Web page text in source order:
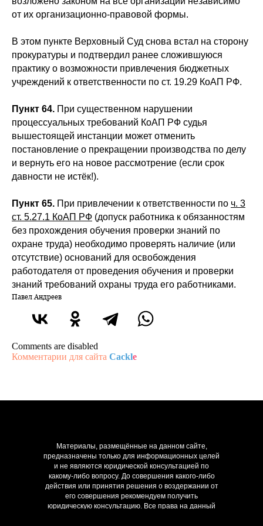
от их организационно-правовой формы.
В этом пункте Верховный Суд снова встал на сторону
прокуратуры и подтвердил ранее сложившуюся
практику о возможности привлечения бюджетных
учреждений к ответственности по ст. 19.29 КоАП РФ.
Пункт 64. При существенном нарушении
процессуальных требований КоАП РФ судья
вышестоящей инстанции может отменить
постановление о прекращении производства по делу
и вернуть его на новое рассмотрение (если срок
давности не истёк!).
Пункт 65. При привлечении к ответственности по ч. 3
ст. 5.27.1 КоАП РФ (допуск работника к обязанностям
без прохождения обучения проверки знаний по
охране труда) необходимо проверять наличие (или
отсутствие) оснований для освобождения
работодателя от проведения обучения и проверки
знаний требований охраны труда его работниками.
Павел Андреев
Comments are disabled
Комментарии для сайта Cackle
Материалы, размещённые на данном сайте,
предназначены только для информационных целей
и не являются юридической консультацией по
какому-либо вопросу. До совершения какого-либо
действия или принятия решения о воздержании от
его совершения рекомендуем получить
юридическую консультацию. Все права на данный